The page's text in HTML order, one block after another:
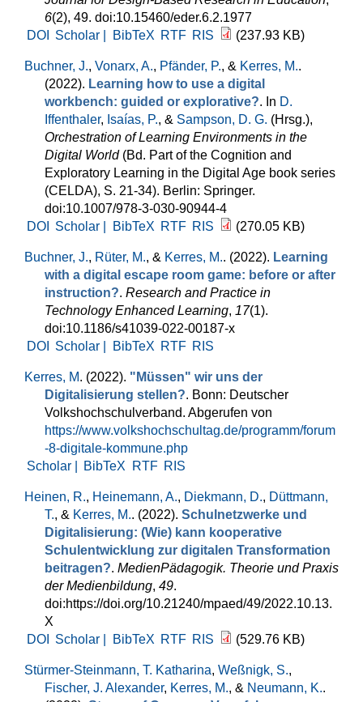
6(2), 49. doi:10.15460/eder.6.2.1977
DOI
Scholar | BibTeX RTF RIS (237.93 KB)
Buchner, J., Vonarx, A., Pfänder, P., & Kerres, M..
(2022). Learning how to use a digital
workbench: guided or explorative?. In D.
Iffenthaler, Isaías, P., & Sampson, D. G. (Hrsg.),
Orchestration of Learning Environments in the
Digital World(Bd. Part of the Cognition and
Exploratory Learning in the Digital Age book series
(CELDA), S. 21-34). Berlin: Springer.
doi:10.1007/978-3-030-90944-4
DOI
Scholar | BibTeX RTF RIS (270.05 KB)
Buchner, J., Rüter, M., & Kerres, M.. (2022). Learning
with a digital escape room game: before or after
instruction?. Research and Practice in
Technology Enhanced Learning, 17(1).
doi:10.1186/s41039-022-00187-x
DOI
Scholar | BibTeX RTF RIS
Kerres, M. (2022). "Müssen" wir uns der
Digitalisierung stellen?. Bonn: Deutscher
Volkshochschulverband. Abgerufen von
https://www.volkshochschultag.de/programm/forum
-8-digitale-kommune.php
Scholar |
BibTeX RTF RIS
Heinen, R., Heinemann, A., Diekmann, D., Düttmann,
T., & Kerres, M.. (2022). Schulnetzwerke und
Digitalisierung: (Wie) kann kooperative
Schulentwicklung zur digitalen Transformation
beitragen?. MedienPädagogik. Theorie und Praxis
der Medienbildung, 49.
doi:https://doi.org/10.21240/mpaed/49/2022.10.13.
X
DOI
Scholar | BibTeX RTF RIS (529.76 KB)
Stürmer-Steinmann, T. Katharina, Weßnigk, S.,
Fischer, J. Alexander, Kerres, M., & Neumann, K..